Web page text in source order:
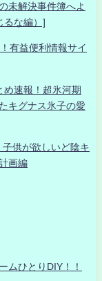
未解決事件簿へよ
るな編）]
有益便利情報サイ
め速報！超氷河期
キグナス氷子の愛
供が欲しいど陰キ
画編
ムひとりDIY！！